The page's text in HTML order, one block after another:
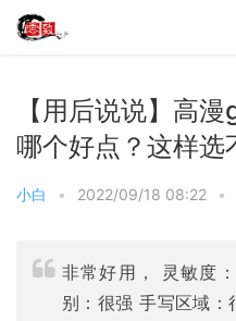
【用后说说】高
哪个好点？这样选
小白 • 2022/09/18 08:22 •
非常好用， 灵敏度
别：很强 手写区域